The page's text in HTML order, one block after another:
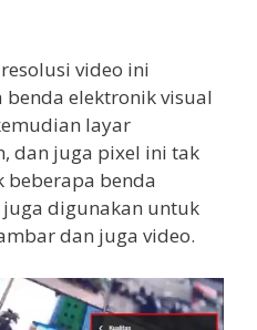
video ini
elektronik visual
layar
dan juga pixel ini tak
beberapa benda
digunakan untuk
dan juga video.